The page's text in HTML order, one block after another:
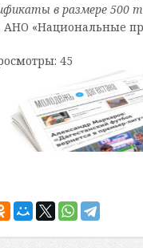
в размере 500
АНО «Национальные
45